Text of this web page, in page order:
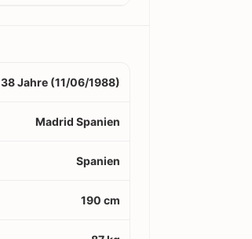
38 Jahre (11/06/1988)
Madrid Spanien
Spanien
190 cm